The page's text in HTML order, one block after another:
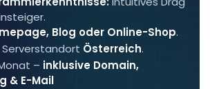
Blog oder Online-Shop.
Österreich.
– inklusive Domain,
& E-Mail